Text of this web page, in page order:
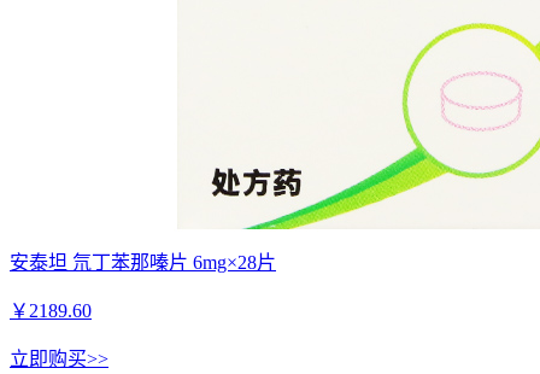
安泰坦 氘丁苯那嗪片 6mg×28片
￥ 2189.60
立即购买>>